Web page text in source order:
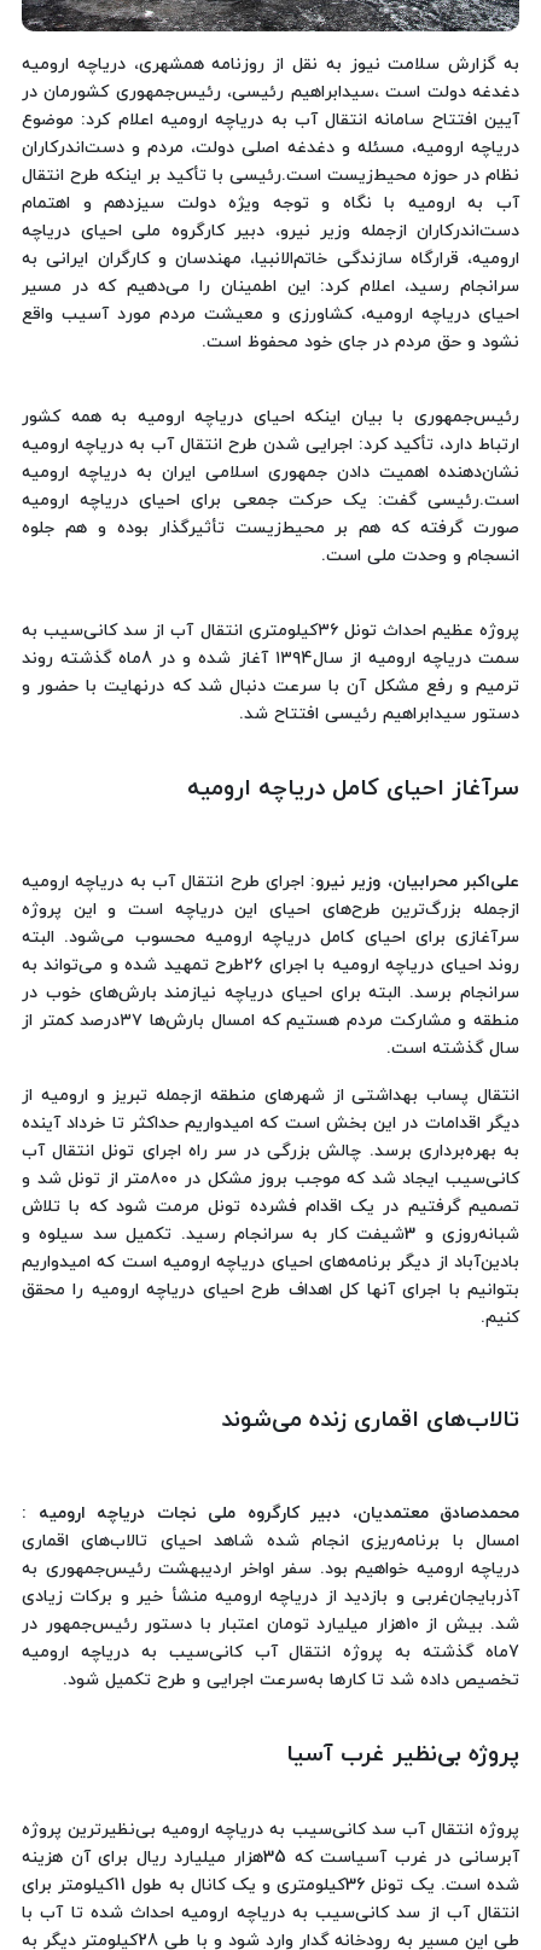
به گزارش سلامت نیوز به نقل از روزنامه همشهری، دریاچه ارومیه
دغدغه دولت است ،سیدابراهیم رئیسی، رئیس‌جمهوری کشورمان در
آیین افتتاح سامانه انتقال آب به دریاچه ارومیه اعلام کرد: موضوع
دریاچه ارومیه، مسئله و دغدغه اصلی دولت، مردم و دست‌اندرکاران
نظام در حوزه محیط‌زیست است.رئیسی با تأکید بر اینکه طرح انتقال
آب به ارومیه با نگاه و توجه ویژه دولت سیزدهم و اهتمام
دست‌اندرکاران ازجمله وزیر نیرو، دبیر کارگروه ملی احیای دریاچه
ارومیه، قرارگاه سازندگی خاتم‌الانبیا، مهندسان و کارگران ایرانی به
سرانجام رسید، اعلام کرد: این اطمینان را می‌دهیم که در مسیر
احیای دریاچه ارومیه، کشاورزی و معیشت مردم مورد آسیب واقع
نشود و حق مردم در جای خود محفوظ است.
رئیس‌جمهوری با بیان اینکه احیای دریاچه ارومیه به همه کشور
ارتباط دارد، تأکید کرد: اجرایی شدن طرح انتقال آب به دریاچه ارومیه
نشان‌دهنده اهمیت دادن جمهوری اسلامی ایران به دریاچه ارومیه
است.رئیسی گفت: یک حرکت جمعی برای احیای دریاچه ارومیه
صورت گرفته که هم بر محیط‌زیست تأثیرگذار بوده و هم جلوه
انسجام و وحدت ملی است.
پروژه عظیم‌ احداث تونل ۳۶کیلومتری انتقال آب از سد کانی‌سیب به
سمت دریاچه ارومیه از سال۱۳۹۴ آغاز شده و در 8ماه گذشته روند
ترمیم و رفع مشکل آن با سرعت دنبال شد که درنهایت با حضور و
دستور سیدابراهیم رئیسی افتتاح شد.
سرآغاز احیای کامل دریاچه ارومیه
علی‌اکبر محرابیان، وزیر نیرو: اجرای طرح انتقال آب به دریاچه ارومیه
ازجمله بزرگ‌ترین طرح‌های احیای این دریاچه است و این پروژه
سرآغازی برای احیای کامل دریاچه ارومیه محسوب می‌شود. البته
روند احیای دریاچه ارومیه با اجرای ۲۶طرح تمهید شده و می‌تواند به
سرانجام برسد. البته برای احیای دریاچه نیازمند بارش‌های خوب در
منطقه و مشارکت مردم هستیم که امسال بارش‌ها ۳۷درصد کمتر از
سال گذشته است.
انتقال پساب بهداشتی از شهرهای منطقه ازجمله تبریز و ارومیه از
دیگر اقدامات در این بخش است که امیدواریم حداکثر تا خرداد آینده
به بهره‌برداری برسد. چالش بزرگی در سر راه اجرای تونل انتقال آب
کانی‌سیب ایجاد شد که موجب بروز مشکل در ۸۰۰متر از تونل شد و
تصمیم گرفتیم در یک اقدام فشرده تونل مرمت شود که با تلاش
شبانه‌روزی و 3شیفت کار به سرانجام رسید. تکمیل سد سیلوه و
بادین‌آباد از دیگر برنامه‌های احیای دریاچه ارومیه است که امیدواریم
بتوانیم با اجرای آنها کل اهداف طرح احیای دریاچه ارومیه را محقق
کنیم.
تالاب‌های اقماری زنده می‌شوند
محمدصادق معتمدیان، دبیر کارگروه ملی نجات دریاچه ارومیه :
امسال با برنامه‌ریزی انجام شده شاهد احیای تالاب‌های اقماری
دریاچه ارومیه خواهیم بود. سفر اواخر اردیبهشت رئیس‌جمهوری به
آذربایجان‌غربی و بازدید از دریاچه ارومیه منشأ خیر و برکات زیادی
شد. بیش از ۱۰هزار میلیارد تومان اعتبار با دستور رئیس‌جمهور در
7ماه گذشته به پروژه انتقال آب کانی‌سیب به دریاچه ارومیه
تخصیص داده شد تا کارها به‌سرعت اجرایی و طرح تکمیل شود.
پروژه بی‌نظیر غرب آسیا
پروژه انتقال آب سد کانی‌سیب به دریاچه ارومیه بی‌نظیرترین پروژه
آبرسانی در غرب آسیاست که 35هزار میلیارد ریال برای آن هزینه
شده است. یک تونل 36کیلومتری و یک کانال به طول 11کیلومتر برای
انتقال آب از سد کانی‌سیب به دریاچه ارومیه احداث شده تا آب با
طی این مسیر به رودخانه گدار وارد شود و با طی 28کیلومتر دیگر به